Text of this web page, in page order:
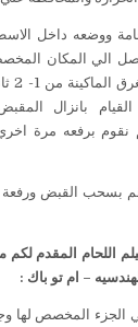
ووضعه داخل
الي المكان
بانزال
من 1-2 ثانيه ثم نقوم برفعه
بسحب القبض
اللحام المقدم لكم
– ام تو باك :
الجزء المخصص لها